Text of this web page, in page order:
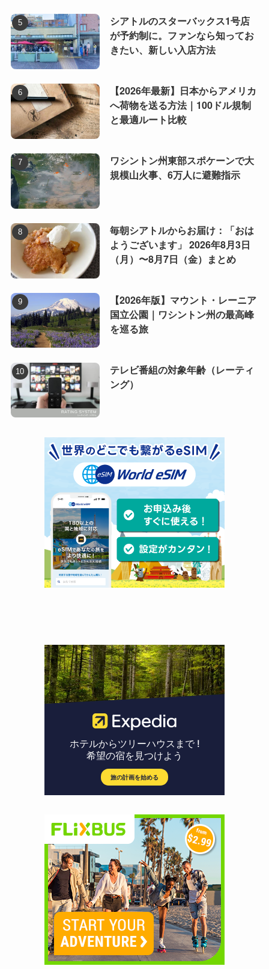
シアトルのスターバックス1号店
が予約制に。ファンなら知ってお
きたい、新しい入店方法
【2026年最新】日本からアメリカ
へ荷物を送る方法｜100ドル規制
と最適ルート比較
ワシントン州東部スポケーンで大
規模山火事、6万人に避難指示
毎朝シアトルからお届け：「おは
ようございます」 2026年8月3日
（月）〜8月7日（金）まとめ
【2026年版】マウント・レーニア
国立公園｜ワシントン州の最高峰
を巡る旅
テレビ番組の対象年齢（レーティ
ング）